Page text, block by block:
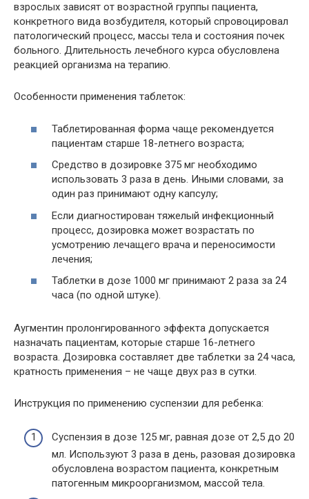
взрослых зависят от возрастной группы пациента,
конкретного вида возбудителя, который спровоцировал
патологический процесс, массы тела и состояния почек
больного. Длительность лечебного курса обусловлена
реакцией организма на терапию.
Особенности применения таблеток:
Таблетированная форма чаще рекомендуется
пациентам старше 18-летнего возраста;
Средство в дозировке 375 мг необходимо
использовать 3 раза в день. Иными словами, за
один раз принимают одну капсулу;
Если диагностирован тяжелый инфекционный
процесс, дозировка может возрастать по
усмотрению лечащего врача и переносимости
лечения;
Таблетки в дозе 1000 мг принимают 2 раза за 24
часа (по одной штуке).
Аугментин пролонгированного эффекта допускается
назначать пациентам, которые старше 16-летнего
возраста. Дозировка составляет две таблетки за 24 часа,
кратность применения – не чаще двух раз в сутки.
Инструкция по применению суспензии для ребенка:
Суспензия в дозе 125 мг, равная дозе от 2,5 до 20
мл. Используют 3 раза в день, разовая дозировка
обусловлена возрастом пациента, конкретным
патогенным микроорганизмом, массой тела.